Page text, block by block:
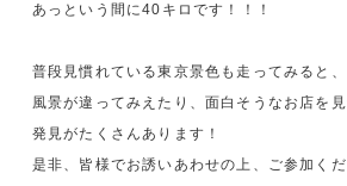
あっという間に40キロです！！！
普段見慣れている東京景色も走ってみると、
風景が違ってみえたり、面白そうなお店を見
発見がたくさんあります！
是非、皆様でお誘いあわせの上、ご参加く